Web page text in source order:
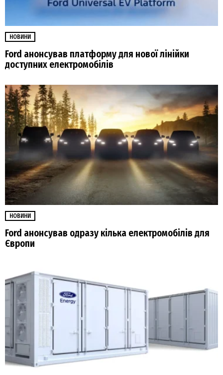
НОВИНИ
Ford анонсував платформу для нової лінійки
доступних електромобілів
НОВИНИ
Ford анонсував одразу кілька електромобілів для
Європи